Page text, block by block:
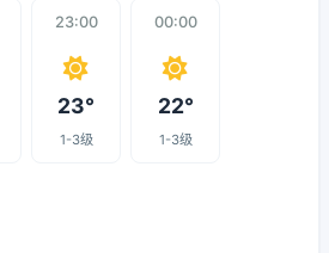
23:00
23°
1-3级
00:00
22°
1-3级